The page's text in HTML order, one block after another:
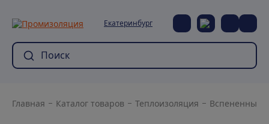
Екатеринбург
Главная Каталог товаров Теплоизоляция Вспененный